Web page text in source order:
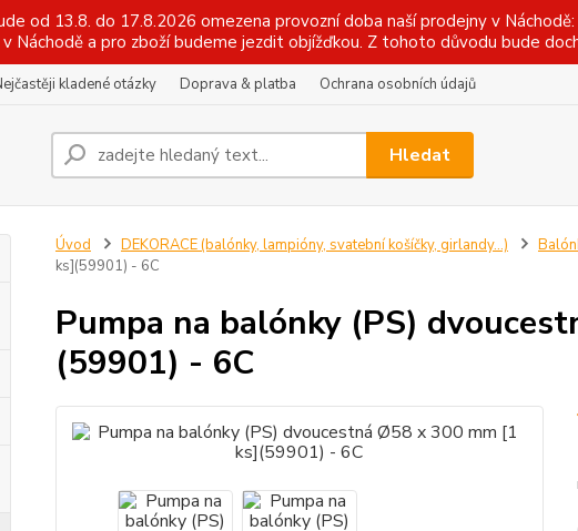
od 13.8. do 17.8.2026 omezena provozní doba naší prodejny v
Náchodě a pro zboží budeme jezdit objížďkou. Z tohoto důvodu bude
kladené otázky Doprava & platba Ochrana osobních údajů
Hledat
Úvod DEKORACE (balónky, lampióny, svatební košíčky, girlandy...)
ks](59901) - 6C
Pumpa na balónky (PS)
(59901) - 6C